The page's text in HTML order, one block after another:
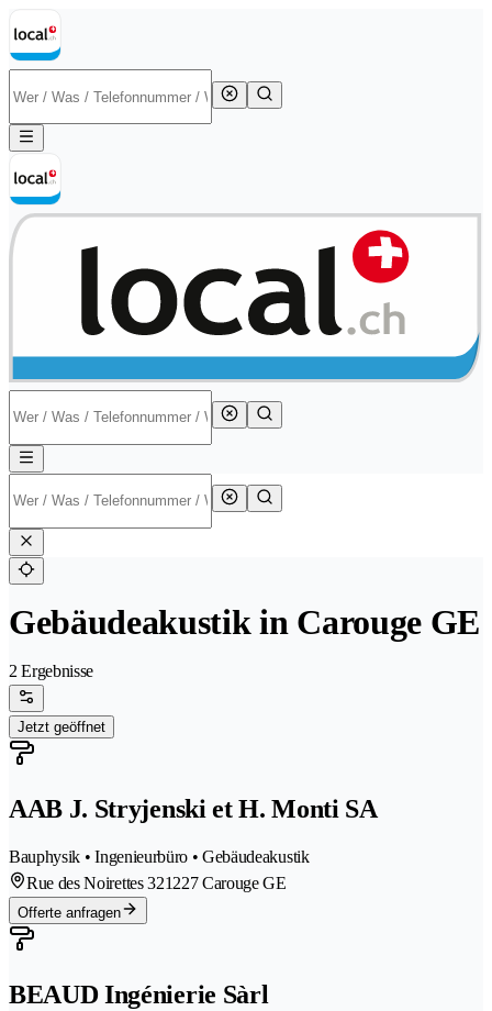
Gebäudeakustik in Carouge GE
2 Ergebnisse
Jetzt geöffnet
AAB J. Stryjenski et H. Monti SA
Bauphysik • Ingenieurbüro • Gebäudeakustik
Rue des Noirettes 321227 Carouge GE
Offerte anfragen
BEAUD Ingénierie Sàrl